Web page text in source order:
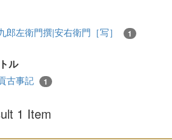
郎左衛門撰|安右衛門［写］ 1
ル
古事記 1
1 Item